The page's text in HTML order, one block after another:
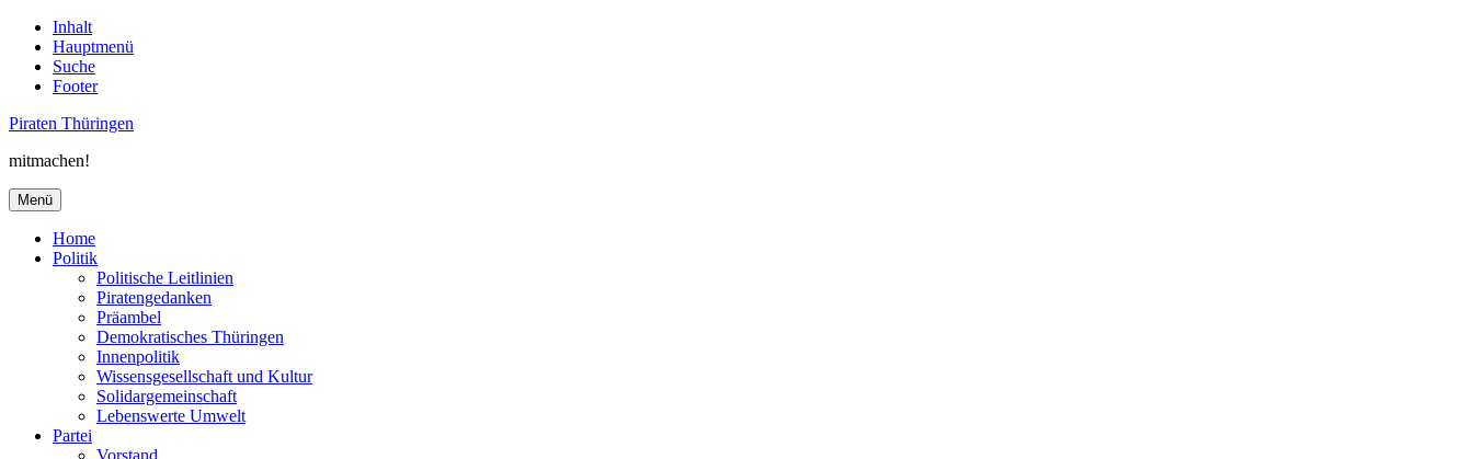
Inhalt
Hauptmenü
Suche
Footer
Piraten Thüringen
mitmachen!
Menü
Home
Politik
Politische Leitlinien
Piratengedanken
Präambel
Demokratisches Thüringen
Innenpolitik
Wissensgesellschaft und Kultur
Solidargemeinschaft
Lebenswerte Umwelt
Partei
Vorstand